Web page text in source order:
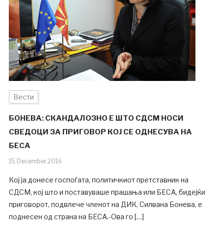
Вести
БОНЕВА: СКАНДАЛОЗНО Е ШТО СДСМ НОСИ
СВЕДОЦИ ЗА ПРИГОВОР КОЈ СЕ ОДНЕСУВА НА
БЕСА
15.December.2016
Кој ја донесе госпоѓата, политичкиот претставник на
СДСМ, кој што и поставуваше прашања или БЕСА, бидејќи
приговорот, подвлече членот на ДИК, Силвана Бонева, е
поднесен од страна на БЕСА.-Ова го […]